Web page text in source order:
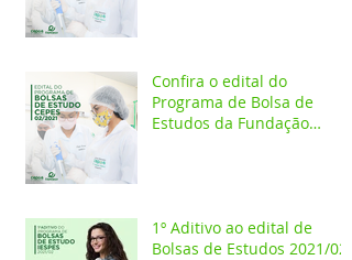
Confira o edital do
Programa de Bolsa de
Estudos da Fundação
1º Aditivo ao edital de
Bolsas de Estudos 2021/02